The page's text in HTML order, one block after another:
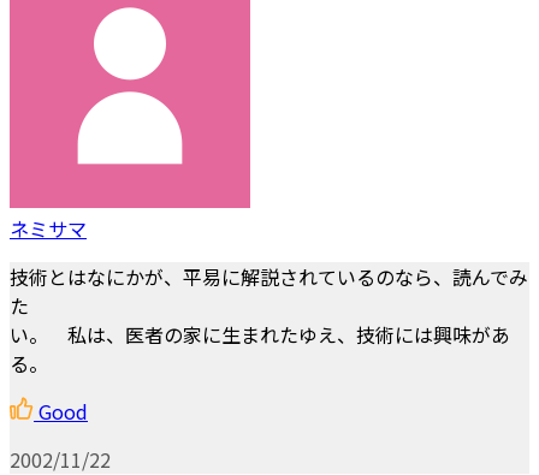
ネミサマ
技術とはなにかが、平易に解説されているのなら、読んでみ
た
い。 私は、医者の家に生まれたゆえ、技術には興味があ
る。
Good
2002/11/22